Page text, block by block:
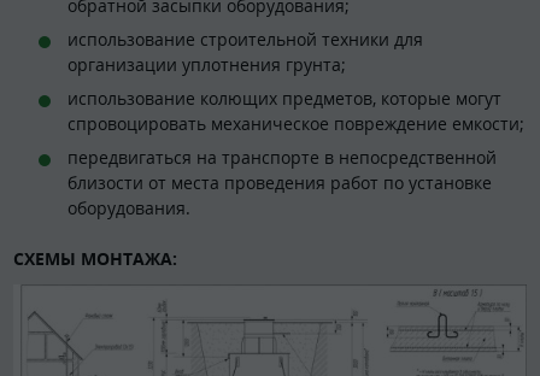
обратной засыпки оборудования;
использование строительной техники для
организации уплотнения грунта;
использование колющих предметов, которые могут
спровоцировать механическое повреждение емкости;
передвигаться на транспорте в непосредственной
близости от места проведения работ по установке
оборудования.
СХЕМЫ МОНТАЖА: